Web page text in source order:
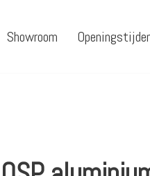
Showroom